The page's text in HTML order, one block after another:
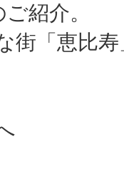
紹介。
街「恵比